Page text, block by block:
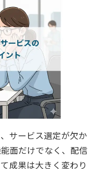
サービス選定が欠か
面だけでなく、配信
成果は大きく変わり